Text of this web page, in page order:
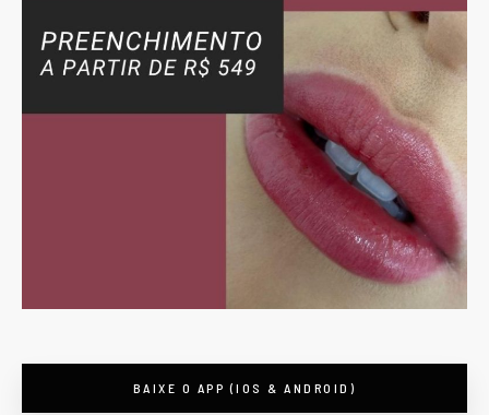
BAIXE O APP (IOS & ANDROID)